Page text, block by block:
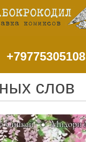
+79775305108
слов